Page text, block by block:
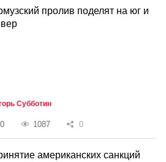
пролив поделят на юг и
Субботин
0 1087 0
американских санкций